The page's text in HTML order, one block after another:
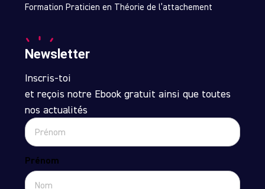
Formation Praticien en Théorie de l’attachement
Newsletter
Inscris-toi
et reçois notre Ebook gratuit ainsi que toutes
nos actualités
Prénom